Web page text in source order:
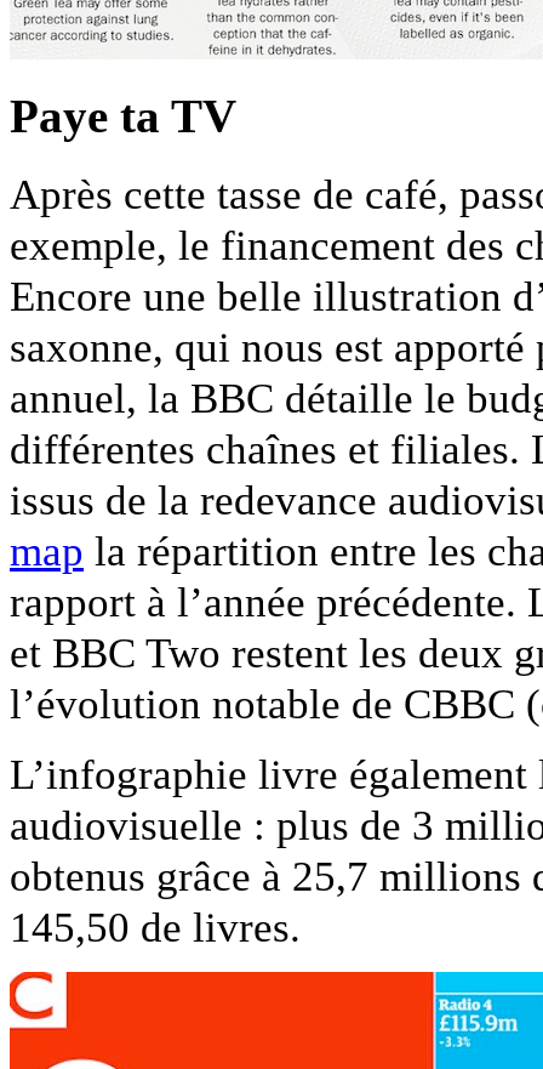
Paye ta TV
Après cette tasse de café,
exemple, le financement des
Encore une belle illustration
saxonne, qui nous est
annuel, la BBC détaille le
différentes chaînes et filiales.
issus de la redevance
map la répartition entre les
rapport à l’année
et BBC Two restent les deux
l’évolution notable de CBBC
L’infographie livre également
audiovisuelle : plus de 3
obtenus grâce à 25,7 millions
145,50 de livres.